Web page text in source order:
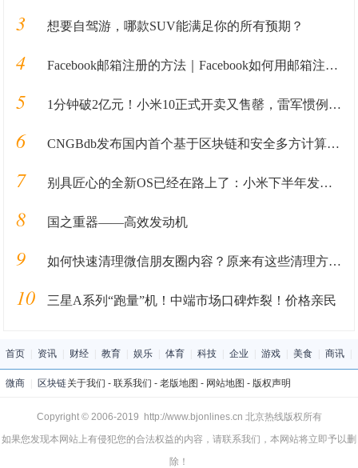
3 想要自驾游，哪款SUV能满足你的所有预期？
4 Facebook邮箱注册的方法｜Facebook如何用邮箱注册的教程全解析
5 1分钟破2亿元！小米10正式开卖又售罄，雷军惯例被质疑“耍猴”
6 CNGBdb发布国内首个基于区块链和安全多方计算的新冠病毒基因组分析平台
7 别具匠心的全新OS已经在路上了：小米下半年发布MIUI 11
8 国之重器——高效发动机
9 如何快速清理微信朋友圈内容？原来有这些清理方法，你还不知道吧
10 三星A系列“跑量”机！中端市场口碑炸裂！价格亲民
首页 资讯 财经 教育 娱乐 体育 科技 企业 游戏 美食 商讯
微商 区块链关于我们 - 联系我们 - 老版地图 - 网站地图 - 版权声明
Copyright © 2006-2019 http://www.bjonlines.cn 北京热线版权所有
如果您发现本网站上有侵犯您的合法权益的内容，请联系我们，本网站将立即予以删
除！